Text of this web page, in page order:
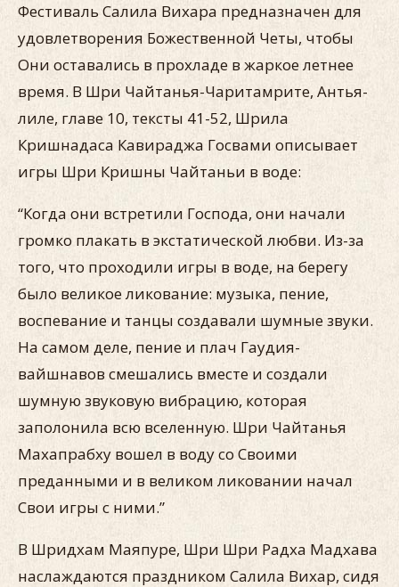
Фестиваль Салила Вихара предназначен для
удовлетворения Божественной Четы, чтобы
Они оставались в прохладе в жаркое летнее
время. В Шри Чайтанья-Чаритамрите, Антья-
лиле, главе 10, тексты 41-52, Шрила
Кришнадаса Кавираджа Госвами описывает
игры Шри Кришны Чайтаньи в воде:
“Когда они встретили Господа, они начали
громко плакать в экстатической любви. Из-за
того, что проходили игры в воде, на берегу
было великое ликование: музыка, пение,
воспевание и танцы создавали шумные звуки.
На самом деле, пение и плач Гаудия-
вайшнавов смешались вместе и создали
шумную звуковую вибрацию, которая
заполонила всю вселенную. Шри Чайтанья
Махапрабху вошел в воду со Своими
преданными и в великом ликовании начал
Свои игры с ними.”
В Шридхам Маяпуре, Шри Шри Радха Мадхава
наслаждаются праздником Салила Вихар, сидя